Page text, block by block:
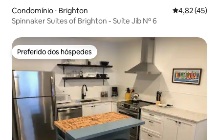
Condomínio ⋅ Brighton 4,82 de uma
4,82 (45)
Spinnaker Suites of Brighton - Suíte Jib Nº 6
Preferido dos hóspedes
Preferido dos hóspedes